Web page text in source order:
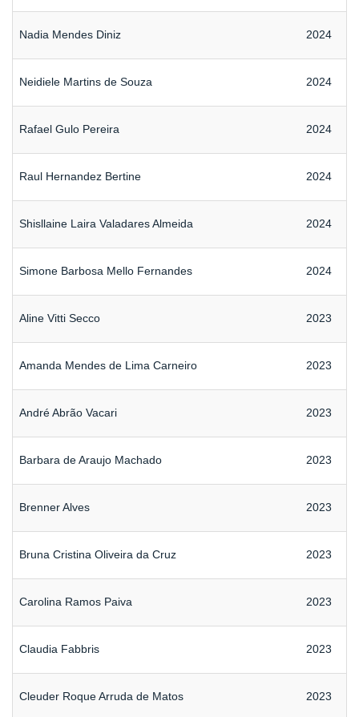
Nadia Mendes Diniz 2024
Neidiele Martins de Souza 2024
Rafael Gulo Pereira 2024
Raul Hernandez Bertine 2024
Shisllaine Laira Valadares Almeida 2024
Simone Barbosa Mello Fernandes 2024
Aline Vitti Secco 2023
Amanda Mendes de Lima Carneiro 2023
André Abrão Vacari 2023
Barbara de Araujo Machado 2023
Brenner Alves 2023
Bruna Cristina Oliveira da Cruz 2023
Carolina Ramos Paiva 2023
Claudia Fabbris 2023
Cleuder Roque Arruda de Matos 2023